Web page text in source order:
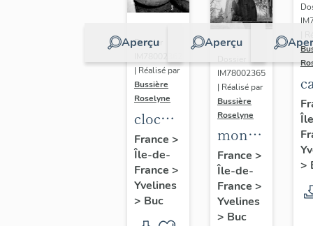
Aperçu
Dossier
| Réalisé par
Bussière
Roselyne
cloche
dite
Louise
Auguste
Adélaïde
France >
Île-de-
France >
Yvelines
> Buc
Aperçu
IM78002365
| Réalisé par
Bussière
Roselyne
monument
funéraire
de
Jean
Casale
France >
Île-de-
France >
Yvelines
> Buc
>